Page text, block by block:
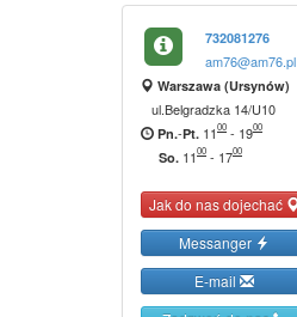
732081276
am76@am76.pl
Warszawa (Ursynów)
ul.Belgradzka 14/U10
Pn.-Pt. 1100 - 1900
So. 1100 - 1700
Jak do nas dojechać
Messanger
E-mail